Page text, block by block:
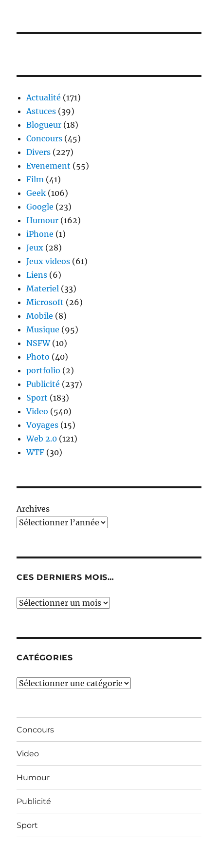
Actualité (171)
Astuces (39)
Blogueur (18)
Concours (45)
Divers (227)
Evenement (55)
Film (41)
Geek (106)
Google (23)
Humour (162)
iPhone (1)
Jeux (28)
Jeux videos (61)
Liens (6)
Materiel (33)
Microsoft (26)
Mobile (8)
Musique (95)
NSFW(10)
Photo (40)
portfolio (2)
Publicité (237)
Sport (183)
Video (540)
Voyages (15)
Web 2.0 (121)
WTF (30)
Archives
CES DERNIERS MOIS…
Ces
CATÉGORIES
Catégories
Concours
Video
Humour
Publicité
Sport